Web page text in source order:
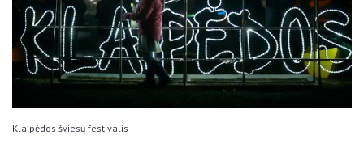
Klaipėdos šviesų festivalis